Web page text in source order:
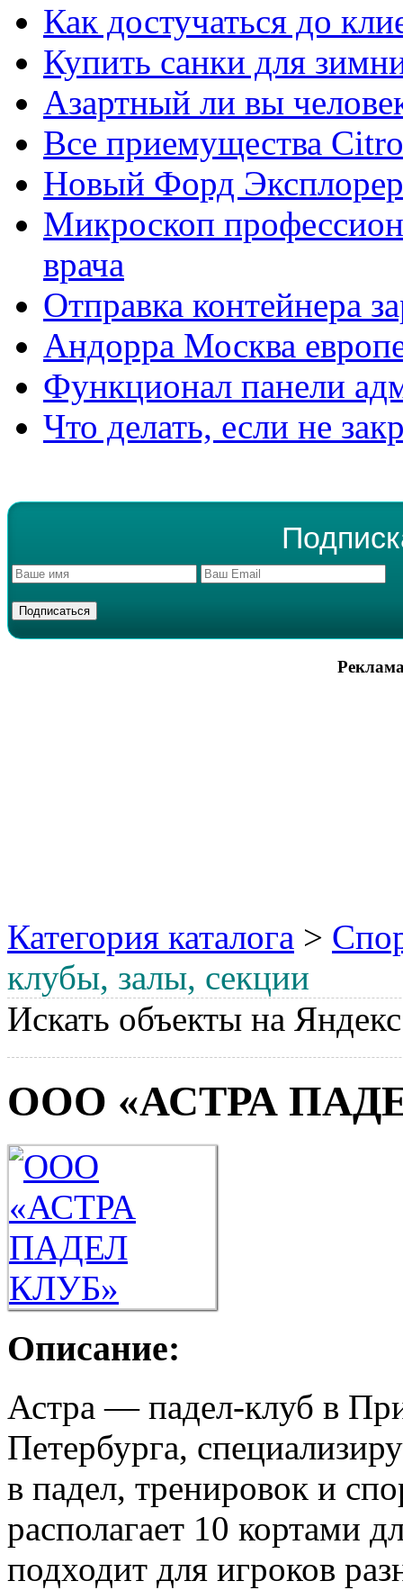
Как достучаться до
Купить санки для
Азартный ли вы
Все приемущества
Новый Форд
Микроскоп
врача
Отправка контейнера
Андорра Москва
Функционал панели
Что делать, если не
Категория каталога >
клубы, залы, секции
Искать объекты на
ООО «АСТРА
Описание:
Астра — падел-клуб в
Петербурга,
в падел, тренировок и
располагает 10 кортами
подходит для игроков